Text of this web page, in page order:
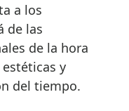
a los
de las
de la hora
y
del tiempo.